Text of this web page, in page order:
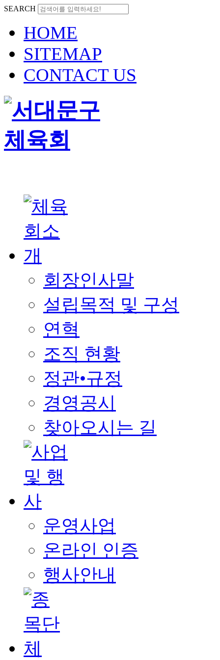
SEARCH
HOME
SITEMAP
CONTACT US
회장인사말
설립목적 및 구성
연혁
조직 현황
정관•규정
경영공시
찾아오시는 길
운영사업
온라인 인증
행사안내